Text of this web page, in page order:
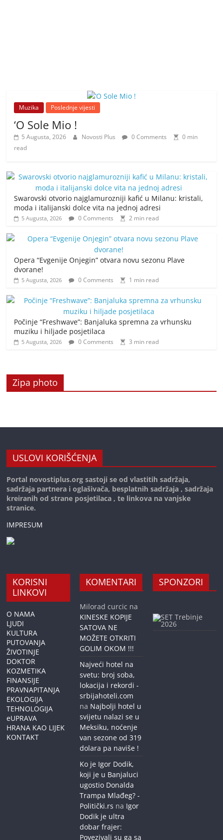
Muzika Poslednje vijesti
‘O Sole Mio !
5 Augusta, 2026 Novosti Plus 0 Comments
0 min
read
Swarovski otvorio najglamurozniji kafić u Milanu: kristali,
moda i italijanski dolce vita na jednoj adresi
5 Augusta, 2026 0 Comments 2 min read
Opera “Evgenije Onjegin” otvara novu sezonu Plave
dvorane!
5 Augusta, 2026 0 Comments 1 min read
Počinje “Freshwave”: Banjaluka spremna za vrhunsku
muziku i hiljade posjetilaca
5 Augusta, 2026 0 Comments 3 min read
Zipa photo
USLOVI KORIŠĆENJA
Portal novostiplus.org sastoji se od vlastitih sadržaja,
sadržaja partnera i oglašivača, besplatnih sadržaja , sadržaja
kreiranih od strane posjetilaca , te linkova na vanjske
stranice.
IMPRESUM
KORISNI
LINKOVI
O NAMA
LJUDI
KULTURA
PUTOVANJA
ŽIVOTINJE
DOKTOR
KOZMETIKA
FINANSIJE
PRAVNAPITANJA
EKOLOGIJA
TEHNOLOGIJA
eUPRAVA
HRANA KAO LIJEK
KONTAKT
KOMENTARI
Milorad curcic na
KINESKE KOPIJE
SATOVA NE
MOŽETE OTKRITI
GOLIM OKOM !!!
Najveći hotel na
svetu: broj soba,
lokacija i rekordi -
srbijahoteli.com
na Najbolji hotel u
svijetu nalazi se u
Meksiku, noćenje
van sezone od 319
dolara pa naviše !
Ko je Igor Dodik,
koji je u Banjaluci
ugostio Donalda
Trampa Mlađeg? -
Politički.rs na Igor
Dodik je ultra
dobar frajer:
Povezivali su ga sa
SPONZORI